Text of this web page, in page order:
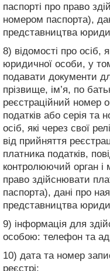
паспорті про право
номером паспорта),
представництва
8) відомості про осіб,
юридичної особи, у
подавати документи
прізвище, ім’я, по
реєстраційний номер
податків або серія та
осіб, які через свої
від прийняття
платника податків,
контролюючий орган і
право здійснювати
паспорта), дані про
представництва
9) інформація для
особою: телефон та
10) дата та номер
реєстрі;